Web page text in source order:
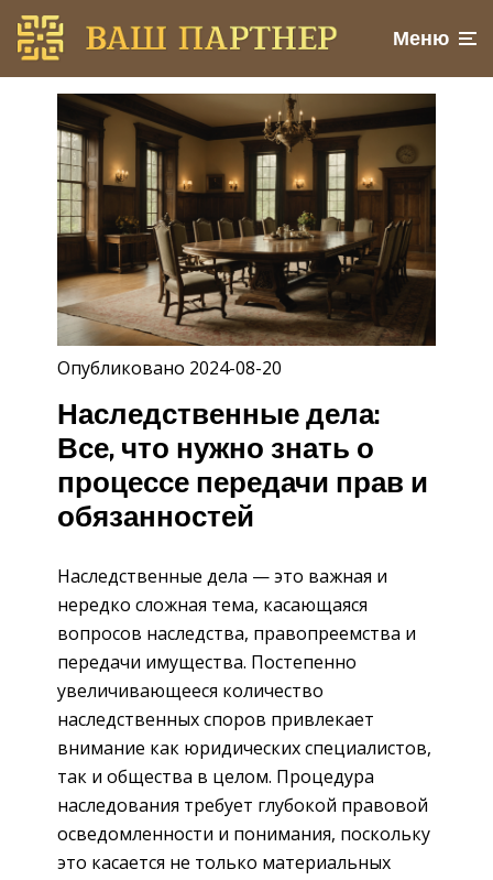
Меню
Опубликовано 2024-08-20
Наследственные дела:
Все, что нужно знать о
процессе передачи прав и
обязанностей
Наследственные дела — это важная и
нередко сложная тема, касающаяся
вопросов наследства, правопреемства и
передачи имущества. Постепенно
увеличивающееся количество
наследственных споров привлекает
внимание как юридических специалистов,
так и общества в целом. Процедура
наследования требует глубокой правовой
осведомленности и понимания, поскольку
это касается не только материальных